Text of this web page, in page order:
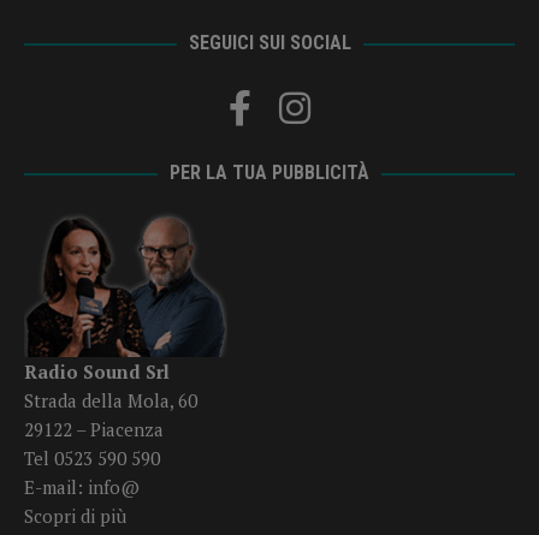
SEGUICI SUI SOCIAL
PER LA TUA PUBBLICITÀ
Radio Sound Srl
Strada della Mola, 60
29122 – Piacenza
Tel 0523 590 590
E-mail: info@
Scopri di più